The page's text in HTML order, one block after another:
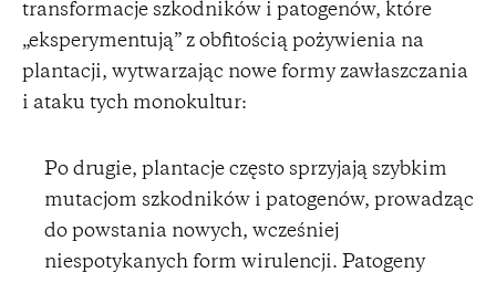
transformacje szkodników i patogenów, które
„eksperymentują” z obfitością pożywienia na
plantacji, wytwarzając nowe formy zawłaszczania
i ataku tych monokultur:
Po drugie, plantacje często sprzyjają szybkim
mutacjom szkodników i patogenów, prowadząc
do powstania nowych, wcześniej
niespotykanych form wirulencji. Patogeny